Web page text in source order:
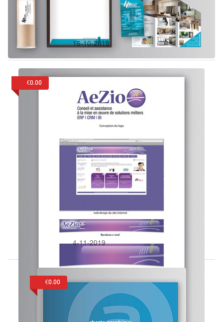
Identité visuelle
Nantes rénovation
16-10-2019
€0.00
Dans:Identité visuelle
AeZio
4-11-2019
€0.00